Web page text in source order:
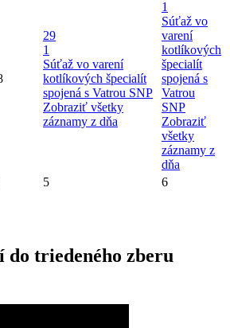
29
1
Súťaž vo varení
kotlíkových špecialít
spojená s Vatrou SNP
Zobraziť všetky
záznamy z dňa
1
Súťaž vo
varení
kotlíkových
špecialít
spojená s
Vatrou
SNP
Zobraziť
všetky
záznamy z
dňa
5 6
do triedeného zberu